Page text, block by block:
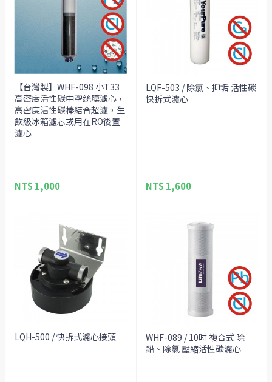
【台灣製】WHF-098 小T33
高密度活性碳中空絲膜濾心，
高密度活性碳棒結合超濾，生
飲級冰箱濾芯或用在RO後置
濾心
NT$ 1,000
LQF-503 / 除氯、抑垢 活性碳
快拆式濾心
NT$ 1,600
LQH-500 / 快拆式濾心接頭
WHF-089 / 10吋 複合式 除
鉛、除氯 壓縮活性碳濾心